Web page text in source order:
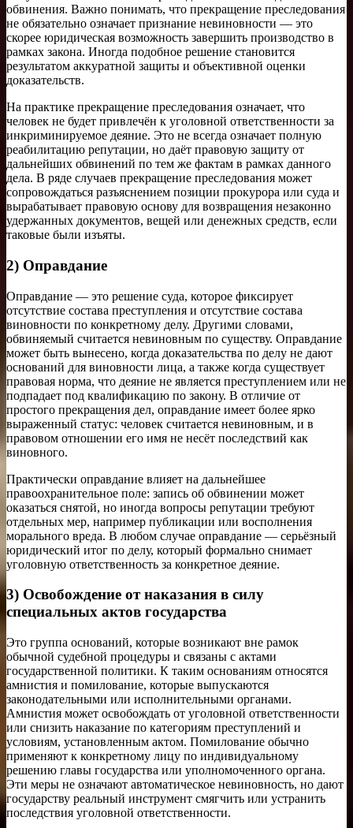
обвинения. Важно понимать, что прекращение преследования
не обязательно означает признание невиновности — это
скорее юридическая возможность завершить производство в
рамках закона. Иногда подобное решение становится
результатом аккуратной защиты и объективной оценки
доказательств.
На практике прекращение преследования означает, что
человек не будет привлечён к уголовной ответственности за
инкриминируемое деяние. Это не всегда означает полную
реабилитацию репутации, но даёт правовую защиту от
дальнейших обвинений по тем же фактам в рамках данного
дела. В ряде случаев прекращение преследования может
сопровождаться разъяснением позиции прокурора или суда и
вырабатывает правовую основу для возвращения незаконно
удержанных документов, вещей или денежных средств, если
таковые были изъяты.
2) Оправдание
Оправдание — это решение суда, которое фиксирует
отсутствие состава преступления и отсутствие состава
виновности по конкретному делу. Другими словами,
обвиняемый считается невиновным по существу. Оправдание
может быть вынесено, когда доказательства по делу не дают
оснований для виновности лица, а также когда существует
правовая норма, что деяние не является преступлением или не
подпадает под квалификацию по закону. В отличие от
простого прекращения дел, оправдание имеет более ярко
выраженный статус: человек считается невиновным, и в
правовом отношении его имя не несёт последствий как
виновного.
Практически оправдание влияет на дальнейшее
правоохранительное поле: запись об обвинении может
оказаться снятой, но иногда вопросы репутации требуют
отдельных мер, например публикации или восполнения
морального вреда. В любом случае оправдание — серьёзный
юридический итог по делу, который формально снимает
уголовную ответственность за конкретное деяние.
3) Освобождение от наказания в силу
специальных актов государства
Это группа оснований, которые возникают вне рамок
обычной судебной процедуры и связаны с актами
государственной политики. К таким основаниям относятся
амнистия и помилование, которые выпускаются
законодательными или исполнительными органами.
Амнистия может освобождать от уголовной ответственности
или снизить наказание по категориям преступлений и
условиям, установленным актом. Помилование обычно
применяют к конкретному лицу по индивидуальному
решению главы государства или уполномоченного органа.
Эти меры не означают автоматическое невиновность, но дают
государству реальный инструмент смягчить или устранить
последствия уголовной ответственности.